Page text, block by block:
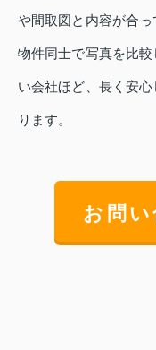
や間取図と内容が合
物件同士で写真を比
い会社ほど、長く安
ります。
お問